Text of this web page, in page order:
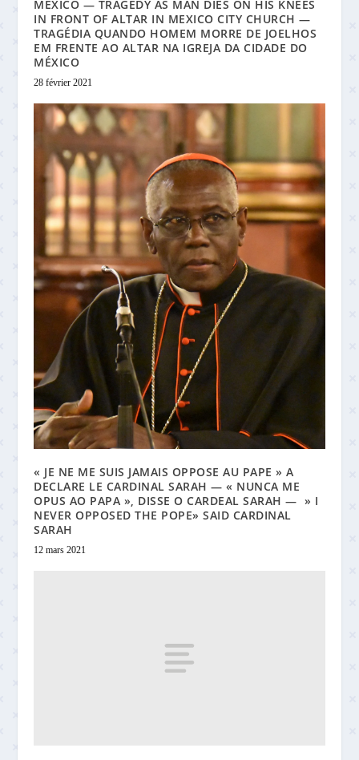
MEXICO — TRAGEDY AS MAN DIES ON HIS KNEES
IN FRONT OF ALTAR IN MEXICO CITY CHURCH —
TRAGÉDIA QUANDO HOMEM MORRE DE JOELHOS
EM FRENTE AO ALTAR NA IGREJA DA CIDADE DO
MÉXICO
28 février 2021
« JE NE ME SUIS JAMAIS OPPOSE AU PAPE » A
DECLARE LE CARDINAL SARAH — « NUNCA ME
OPUS AO PAPA », DISSE O CARDEAL SARAH — » I
NEVER OPPOSED THE POPE» SAID CARDINAL
SARAH
12 mars 2021